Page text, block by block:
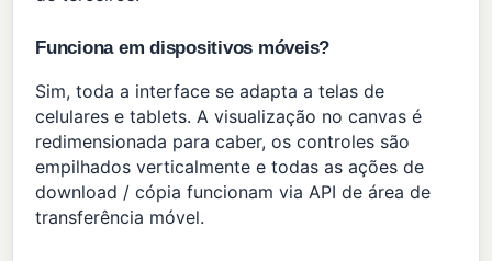
Funciona em dispositivos móveis?
Sim, toda a interface se adapta a telas de
celulares e tablets. A visualização no canvas é
redimensionada para caber, os controles são
empilhados verticalmente e todas as ações de
download / cópia funcionam via API de área de
transferência móvel.